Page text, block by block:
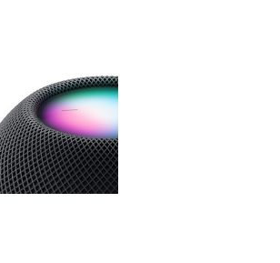
图库 图像 5